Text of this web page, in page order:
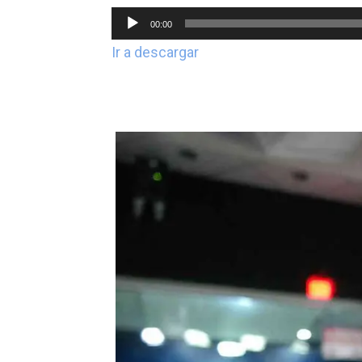
Reproductor
de
audio
00:00
Ir a descargar